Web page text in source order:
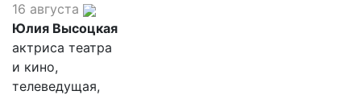
16 августа
Юлия Высоцкая
актриса театра
и кино,
телеведущая,